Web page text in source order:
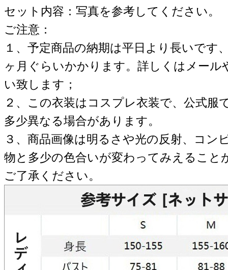
セット内容：写真を参考してください。
ご注意：
１、予定商品の納期は平日より長いです
ヶ月ぐらいかかります。詳しくはメール
い致します；
２、この衣装はコスプレ衣装で、公式服
多少異なる場合があります。
３、商品画像は明るさや光の反射、コン
物と多少の色合いが変わってみえること
ご了承ください。